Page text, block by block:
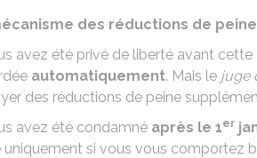
des réductions de
avez été privé de liberté avant
automatiquement. Mais le juge
des réductions de peine
avez été condamné après le 1er
uniquement si vous vous comportez